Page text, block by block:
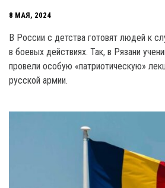
8 МАЯ, 2024
В России с детства готовят людей к
в боевых действиях. Так, в Рязани
провели особую «патриотическую»
русской армии.